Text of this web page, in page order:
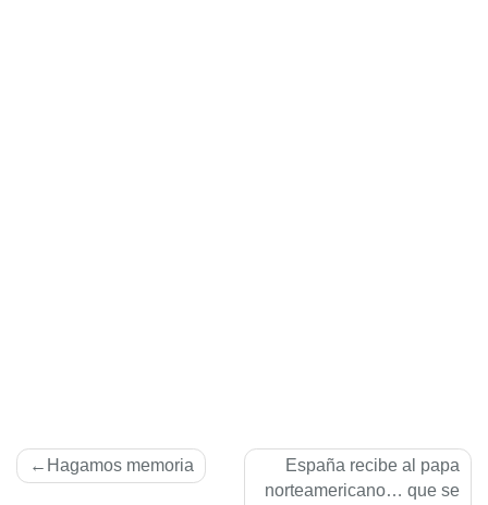
Navegación
Hagamos memoria
España recibe al papa
norteamericano… que se